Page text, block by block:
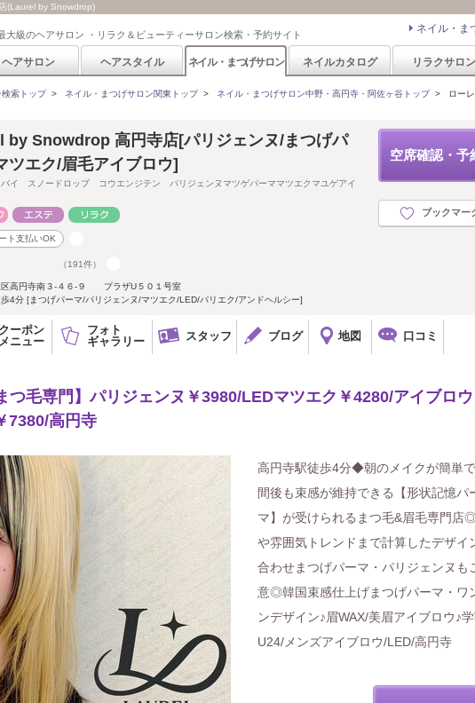
(Laurel by Snowdrop)
大級のヘアサロン ・リラク＆ビューティーサロン検索・予約サイト ネイル・ま
ヘアサロン ヘアスタイル ネイル・まつげサロン ネイルカタログ リラクサロン
索トップ> ネイル・まつげサロン関東トップ> ネイル・まつげサロン中野・高円寺・阿佐ヶ谷トップ> ロー
空席確認・予
ブックマー
by Snowdrop 高円寺店[パリジェンヌ/まつげパ
ツエク/眉毛アイブロウ]
イ スノードロップ コウエンジテン パリジェンヌマツゲパーママツエクマユゲアイ
ト支払いOK
（191件）
区高円寺南３-４６-９ プラザU５０１号室
4分 [まつげパーマ/パリジェンヌ/マツエク/LED/パリエク/アンドヘルシー]
クーポン
メニュー
フォト
ギャラリー
スタッフ ブログ 地図 口コミ
つ毛専門】パリジェンヌ￥3980/LEDマツエク￥4280/アイブロウ
7380/高円寺
高円寺駅徒歩4分◆朝のメイクが簡単
間後も束感が維持できる【形状記憶パ
マ】が受けられるまつ毛&眉毛専門店
や雰囲気トレンドまで計算したデザイ
合わせまつげパーマ・パリジェンヌも
意◎韓国束感仕上げまつげパーマ・ワ
ンデザイン♪眉WAX/美眉アイブロウ♪学
U24/メンズアイブロウ/LED/高円寺